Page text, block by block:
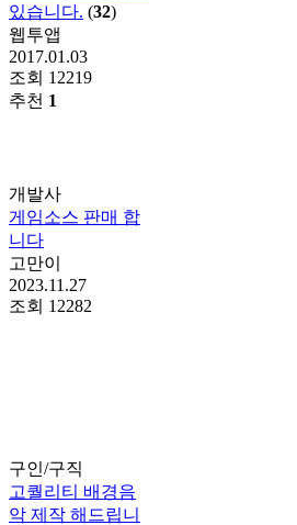
있습니다. (32)
웹투앱
2017.01.03
조회 12219
추천 1
개발사
게임소스 판매 합
니다
고만이
2023.11.27
조회 12282
구인/구직
고퀄리티 배경음
악 제작 해드립니